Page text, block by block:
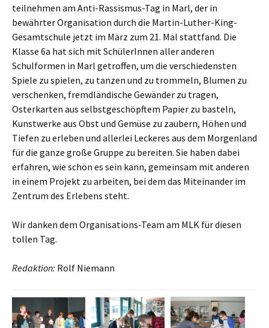
teilnehmen am Anti-Rassismus-Tag in Marl, der in
bewährter Organisation durch die Martin-Luther-King-
Gesamtschule jetzt im März zum 21. Mal stattfand. Die
Klasse 6a hat sich mit SchülerInnen aller anderen
Schulformen in Marl getroffen, um die verschiedensten
Spiele zu spielen, zu tanzen und zu trommeln, Blumen zu
verschenken, fremdländische Gewänder zu tragen,
Osterkarten aus selbstgeschöpftem Papier zu basteln,
Kunstwerke aus Obst und Gemüse zu zaubern, Höhen und
Tiefen zu erleben und allerlei Leckeres aus dem Morgenland
für die ganze große Gruppe zu bereiten. Sie haben dabei
erfahren, wie schön es sein kann, gemeinsam mit anderen
in einem Projekt zu arbeiten, bei dem das Miteinander im
Zentrum des Erlebens steht.
Wir danken dem Organisations-Team am MLK für diesen
tollen Tag.
Redaktion: Rolf Niemann